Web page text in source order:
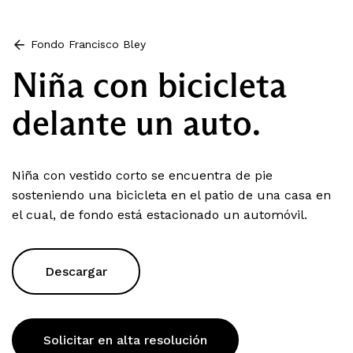
Fondo Francisco Bley
Niña con bicicleta
delante un auto.
Niña con vestido corto se encuentra de pie
sosteniendo una bicicleta en el patio de una casa en
el cual, de fondo está estacionado un automóvil.
Descargar
Solicitar en alta resolución